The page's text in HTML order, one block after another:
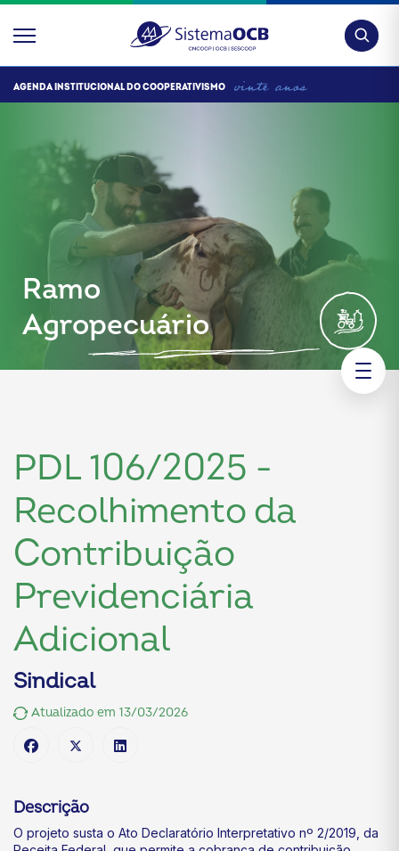
AGENDA INSTITUCIONAL DO COOPERATIVISMO
Ramo
Agropecuário
PDL 106/2025 -
Recolhimento da
Contribuição
Previdenciária
Adicional
Sindical
Atualizado em 13/03/2026
Descrição
O projeto susta o Ato Declaratório Interpretativo nº 2/2019, da